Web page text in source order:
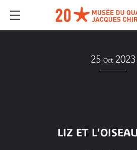
25 Oct 2023
LIZ ET